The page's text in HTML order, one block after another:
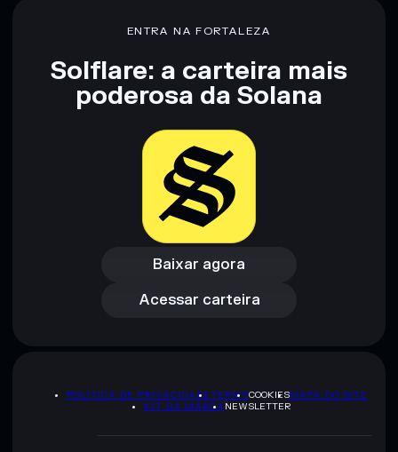
ENTRA NA FORTALEZA
Solflare: a carteira mais
poderosa da Solana
Baixar agora
Baixar agora
Acessar carteira
Acessar carteira
POLÍTICA DE PRIVACIDADETERMSCOOKIESMAPA DO SITE
KIT DA MARCA NEWSLETTER